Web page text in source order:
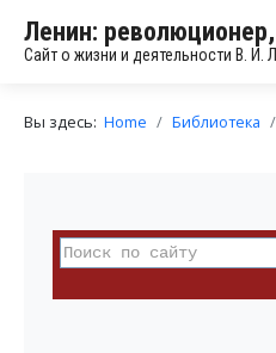
Ленин:
Сайт о жизни и деятельности В. И.
Вы здесь: Home Библиотека